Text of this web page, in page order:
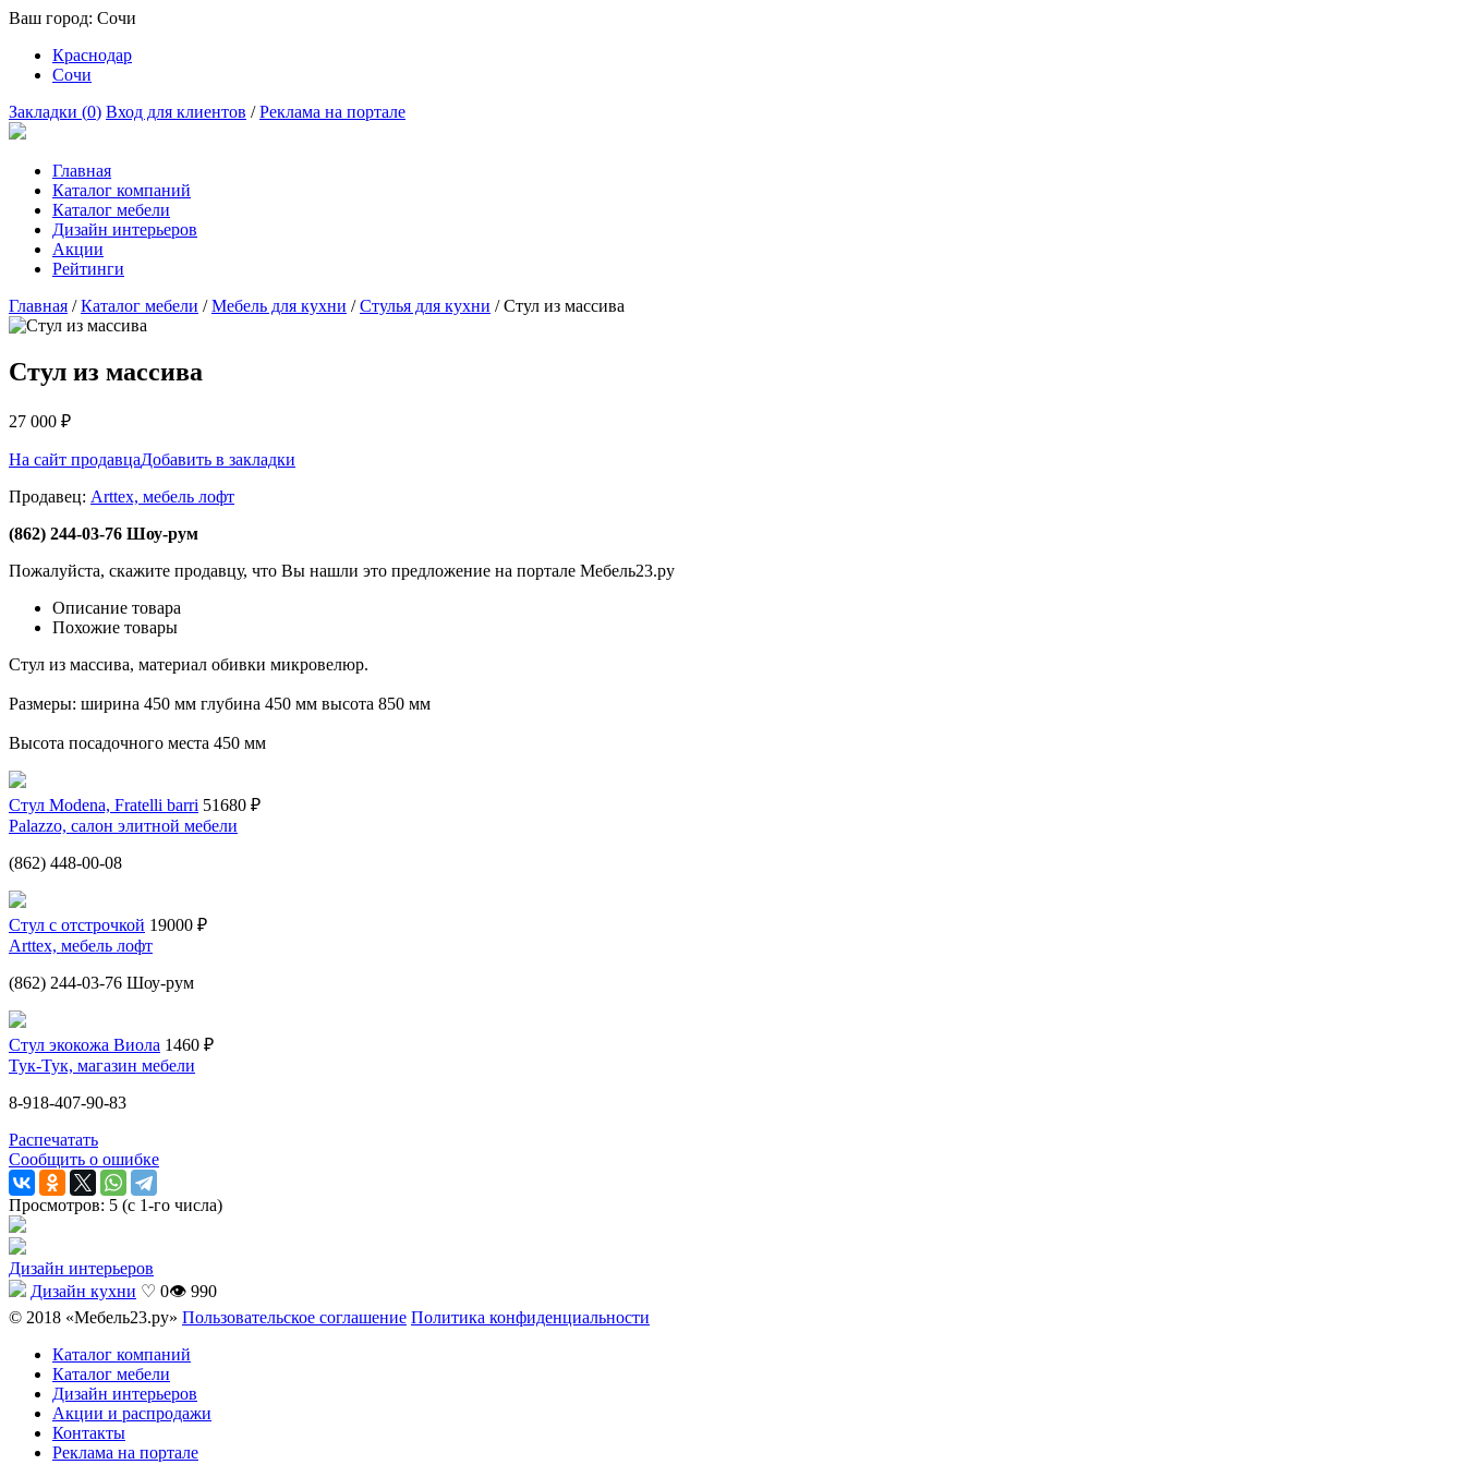
Ваш город: Сочи
Краснодар
Сочи
Закладки (0) Вход для клиентов /Реклама на портале
Главная
Каталог компаний
Каталог мебели
Дизайн интерьеров
Акции
Рейтинги
Главная /Каталог мебели /Мебель для кухни /Стулья для кухни /Стул из массива
Стул из массива
27 000 ₽
На сайт продавцаДобавить в закладки
Продавец: Arttex, мебель лофт
(862) 244-03-76 Шоу-рум
Пожалуйста, скажите продавцу, что Вы нашли это предложение на портале Мебель23.ру
Описание товара
Похожие товары
Стул из массива, материал обивки микровелюр.
Размеры: ширина 450 мм глубина 450 мм высота 850 мм
Высота посадочного места 450 мм
Стул Modena, Fratelli barri 51680 ₽
Palazzo, салон элитной мебели
(862) 448-00-08
Стул с отстрочкой 19000 ₽
Arttex, мебель лофт
(862) 244-03-76 Шоу-рум
Стул экокожа Виола 1460 ₽
Тук-Тук, магазин мебели
8-918-407-90-83
Распечатать
Сообщить о ошибке
Просмотров: 5 (с 1-го числа)
Дизайн интерьеров
Дизайн кухни ♡ 0👁 990
© 2018 «Мебель23.ру» Пользовательское соглашение Политика конфиденциальности
Каталог компаний
Каталог мебели
Дизайн интерьеров
Акции и распродажи
Контакты
Реклама на портале